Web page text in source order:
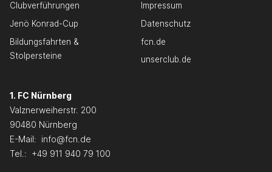
Clubverführungen
Jenö Konrad-Cup
Bildungsfahrten &
Stolpersteine
Impressum
Datenschutz
fcn.de
unserclub.de
1. FC Nürnberg
Valznerweiherstr. 200
90480 Nürnberg
E-Mail: info@fcn.de
Tel.: +49 911 940 79 100